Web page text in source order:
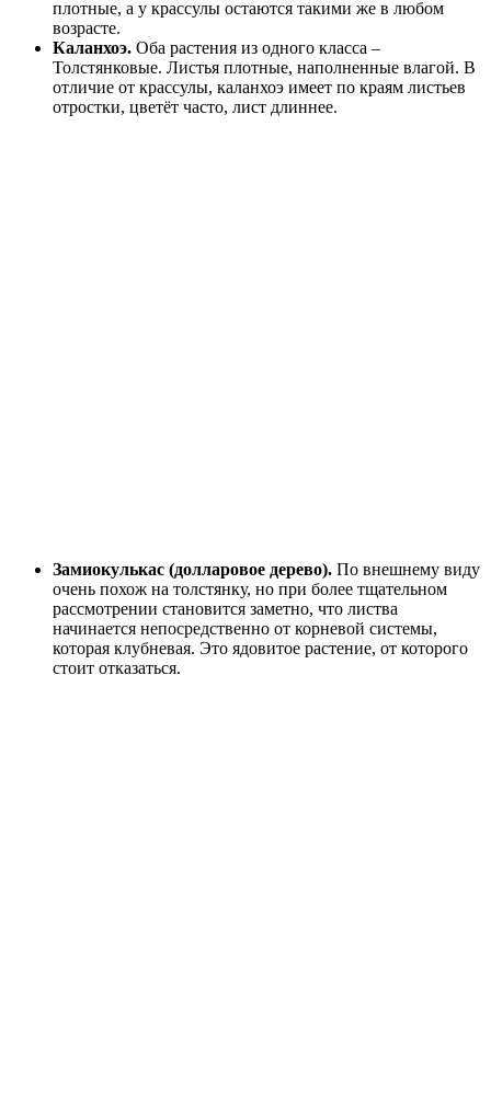
плотные, а у крассулы остаются такими же в любом
возрасте.
Каланхоэ. Оба растения из одного класса –
Толстянковые. Листья плотные, наполненные влагой. В
отличие от крассулы, каланхоэ имеет по краям листьев
отростки, цветёт часто, лист длиннее.
Замиокулькас (долларовое дерево). По внешнему виду
очень похож на толстянку, но при более тщательном
рассмотрении становится заметно, что листва
начинается непосредственно от корневой системы,
которая клубневая. Это ядовитое растение, от которого
стоит отказаться.